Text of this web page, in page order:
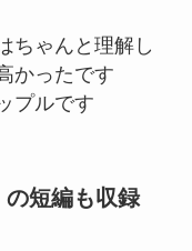
ちゃんと理解し
かったです
プルです
短編も収録